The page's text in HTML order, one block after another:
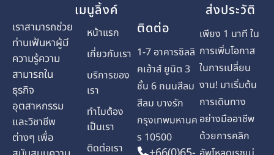
เราสามารถช่วย
ท่านเฟ้นหาผู้มี
ความรู้ความ
สามารถใน
ธุรกิจ
อุตสาหกรรม
และวิชาชีพ
ต่างๆ เพื่อ
เมนูลิ้งค์
หน้าแรก
เกี่ยวกับเรา
บริการของ
เรา
ทำไมต้อง
เป็นเรา
ติดต่อเรา
ติดต่อ
1-7 อาคารซิลลิ
คเฮ้าส์ ยูนิต 3
ชั้น 6 ถนนสีลม
สีลม บางรัก
กรุงเทพมหานค
ร 10500
ส่งประวัติ
เพียง 1 นาที ใน
การเพิ่มโอกาส
ในการเปลี่ยน
งาน! มาเริ่มต้น
การเดินทาง
อย่างมืออาชีพ
ด้วยการคลิก